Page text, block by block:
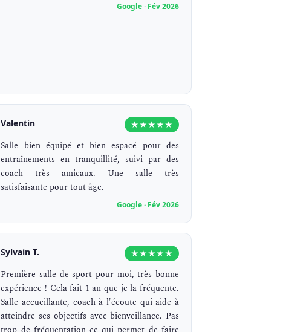
Google · Fév 2026
Valentin ★★★★★
Salle bien équipé et bien espacé pour des
entraînements en tranquillité, suivi par des
coach très amicaux. Une salle très
satisfaisante pour tout âge.
Google · Fév 2026
Sylvain T. ★★★★★
Première salle de sport pour moi, très bonne
expérience ! Cela fait 1 an que je la fréquente.
Salle accueillante, coach à l'écoute qui aide à
atteindre ses objectifs avec bienveillance. Pas